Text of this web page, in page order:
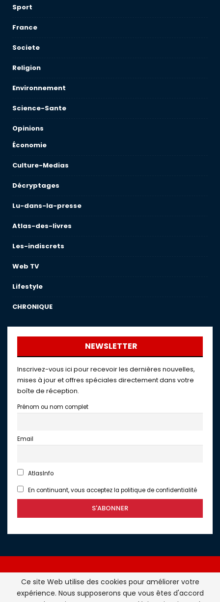
Sport
France
Societe
Religion
Environnement
Science-Sante
Opinions
Économie
Culture-Medias
Décryptages
Lu-dans-la-presse
Atlas-des-livres
Les-indiscrets
Web TV
Lifestyle
CHRONIQUE
NEWSLETTER
Inscrivez-vous ici pour recevoir les dernières nouvelles,
mises à jour et offres spéciales directement dans votre
boîte de réception.
Prénom ou nom complet
Email
AtlasInfo
En continuant, vous acceptez la politique de confidentialité
Atlasinfo.fr : l'essentiel de l'actualité de la France et du
Ce site Web utilise des cookies pour améliorer votre
expérience. Nous supposerons que vous êtes d'accord